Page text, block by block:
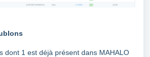
dont 1 est déjà présent dans MAHALO